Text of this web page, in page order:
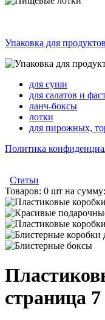
Упаковка для продуктов
для суши
для салатов и
ланч-боксы
лотки
для пирожных,
Политика
Статьи
Товаров: 0 шт на сумму:
страница 7